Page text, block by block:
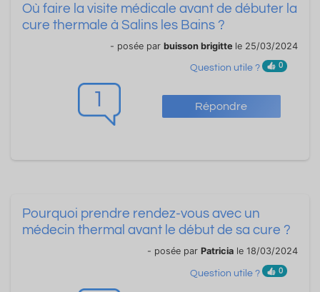
1 Répondre
Où faire la visite médicale avant de débuter la
cure thermale à Salins les Bains ?
- posée par buisson brigitte le 25/03/2024
Question utile ? 0
Pourquoi prendre rendez-vous avec un
médecin thermal avant le début de sa cure ?
- posée par Patricia le 18/03/2024
Question utile ? 0